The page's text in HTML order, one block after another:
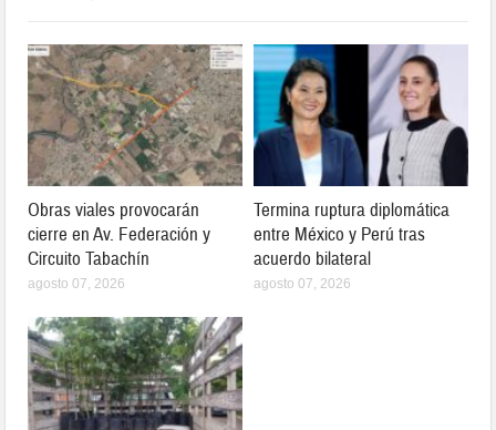
Obras viales provocarán
cierre en Av. Federación y
Circuito Tabachín
agosto 07, 2026
Termina ruptura diplomática
entre México y Perú tras
acuerdo bilateral
agosto 07, 2026